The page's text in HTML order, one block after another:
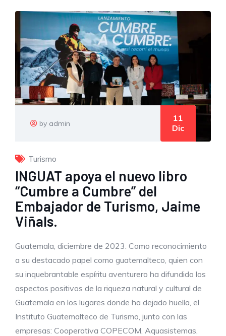
by admin
11
Dic
Turismo
INGUAT apoya el nuevo libro
“Cumbre a Cumbre” del
Embajador de Turismo, Jaime
Viñals.
Guatemala, diciembre de 2023. Como reconocimiento
a su destacado papel como guatemalteco, quien con
su inquebrantable espíritu aventurero ha difundido los
aspectos positivos de la riqueza natural y cultural de
Guatemala en los lugares donde ha dejado huella, el
Instituto Guatemalteco de Turismo, junto con las
empresas: Cooperativa COPECOM, Aquasistemas,